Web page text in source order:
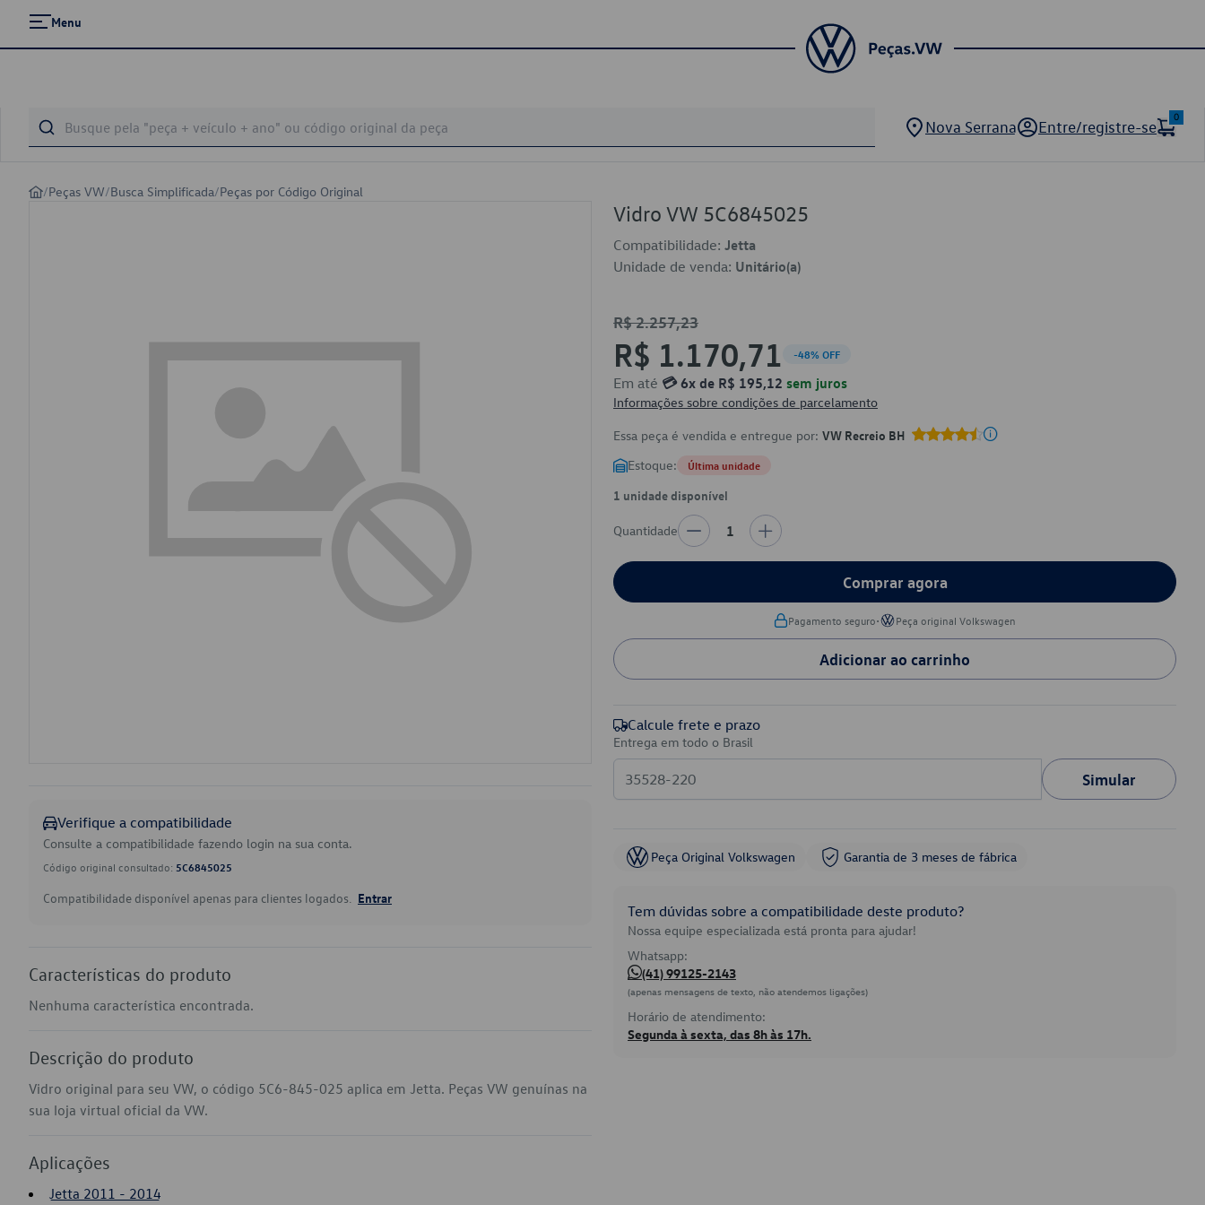
Menu
Nova Serrana Entre/registre-se
0
/Peças VW/Busca Simplificada/Peças por Código Original
Verifique a compatibilidade
Consulte a compatibilidade fazendo login na sua conta.
Código original consultado: 5C6845025
Compatibilidade disponível apenas para clientes logados. Entrar
Características do produto
Nenhuma característica encontrada.
Descrição do produto
Vidro original para seu VW, o código 5C6-845-025 aplica em Jetta. Peças VW genuínas na
sua loja virtual oficial da VW.
Aplicações
Jetta 2011 - 2014
Vidro VW 5C6845025
Compatibilidade: Jetta
Unidade de venda: Unitário(a)
R$ 2.257,23
R$ 1.170,71 -48% OFF
Em até 💳 6x de R$ 195,12 sem juros
Informações sobre condições de parcelamento
Essa peça é vendida e entregue por: VW Recreio BH
Estoque: Última unidade
1 unidade disponível
Quantidade 1
Comprar agora
Pagamento seguro• Peça original Volkswagen
Adicionar ao carrinho
Calcule frete e prazo
Entrega em todo o Brasil
Simular
Peça Original Volkswagen Garantia de 3 meses de fábrica
Tem dúvidas sobre a compatibilidade deste produto?
Nossa equipe especializada está pronta para ajudar!
Whatsapp:
(41) 99125-2143
(apenas mensagens de texto, não atendemos ligações)
Horário de atendimento:
Segunda à sexta, das 8h às 17h.